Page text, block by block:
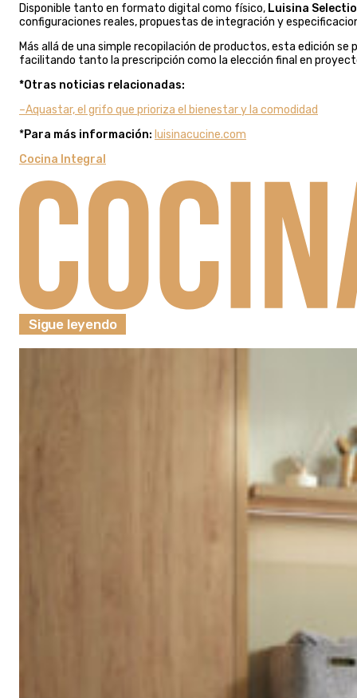
Disponible tanto en formato digital como físico, Luisina
configuraciones reales, propuestas de integración y
Más allá de una simple recopilación de productos, esta edición se
facilitando tanto la prescripción como la elección final en
*Otras noticias relacionadas:
–Aquastar, el grifo que prioriza el bienestar y la comodidad
*Para más información: luisinacucine.com
Cocina Integral
Sigue leyendo